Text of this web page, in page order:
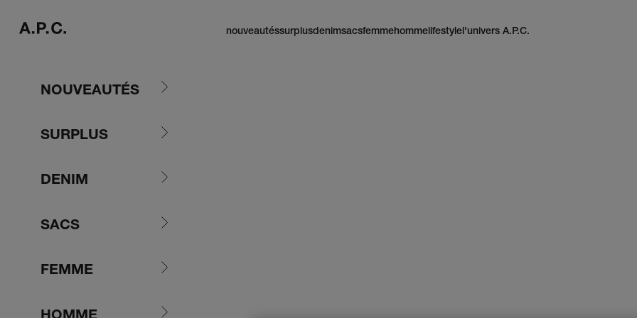
A.P.C. Paris
nouveautéssurplusdenimsacsfemmehommelifestylel'univers A.P.C.
NOUVEAUTÉS
SURPLUS
DENIM
SACS
FEMME
HOMME